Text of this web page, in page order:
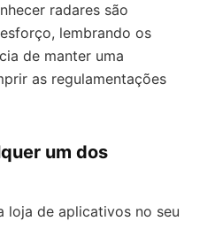
radares são
lembrando os
de manter uma
as regulamentações
um dos
loja de aplicativos no seu